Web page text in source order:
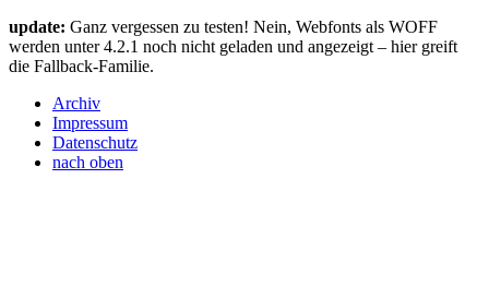
update: Ganz vergessen zu testen! Nein, Webfonts als WOFF
werden unter 4.2.1 noch nicht geladen und angezeigt – hier greift
die Fallback-Familie.
Archiv
Impressum
Datenschutz
nach oben